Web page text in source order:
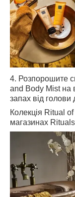
4. Розпорошите
and Body Mist на
запах від голови
Колекція Ritual
магазинах